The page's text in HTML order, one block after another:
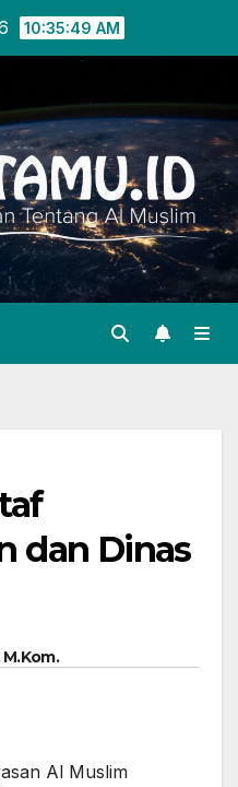
10:35:50 AM
dan Dinas
Al Muslim